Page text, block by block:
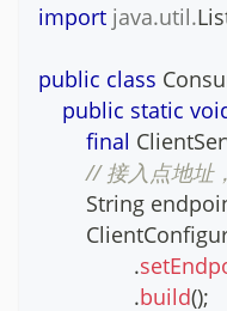
import java.util.
public class
public static
final
// 接入点地址
String
.
.build();